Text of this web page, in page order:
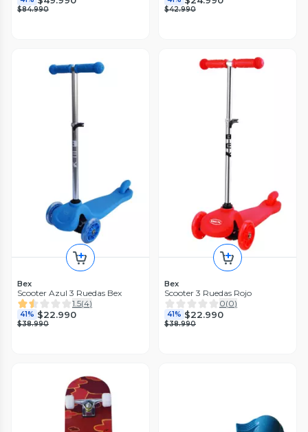
$84.990 $42.990
Bex
Scooter Azul 3 Ruedas Bex
1.5(4)
41% $22.990
$38.990
Bex
Scooter 3 Ruedas Rojo
0(0)
41% $22.990
$38.990